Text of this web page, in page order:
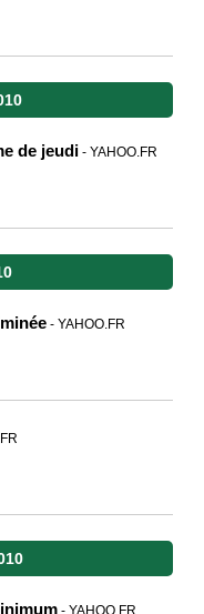
de jeudi - YAHOO.FR
- YAHOO.FR
- YAHOO.FR